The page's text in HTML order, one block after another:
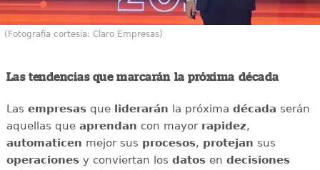
(Fotografía cortesía: Claro Empresas)
Las tendencias que marcarán la próxima década
Las empresasqueliderarán la próxima década serán
aquellas queaprendan con mayor rapidez,
automaticen mejor sus procesos, protejan sus
operacionesy conviertan los datosen decisiones